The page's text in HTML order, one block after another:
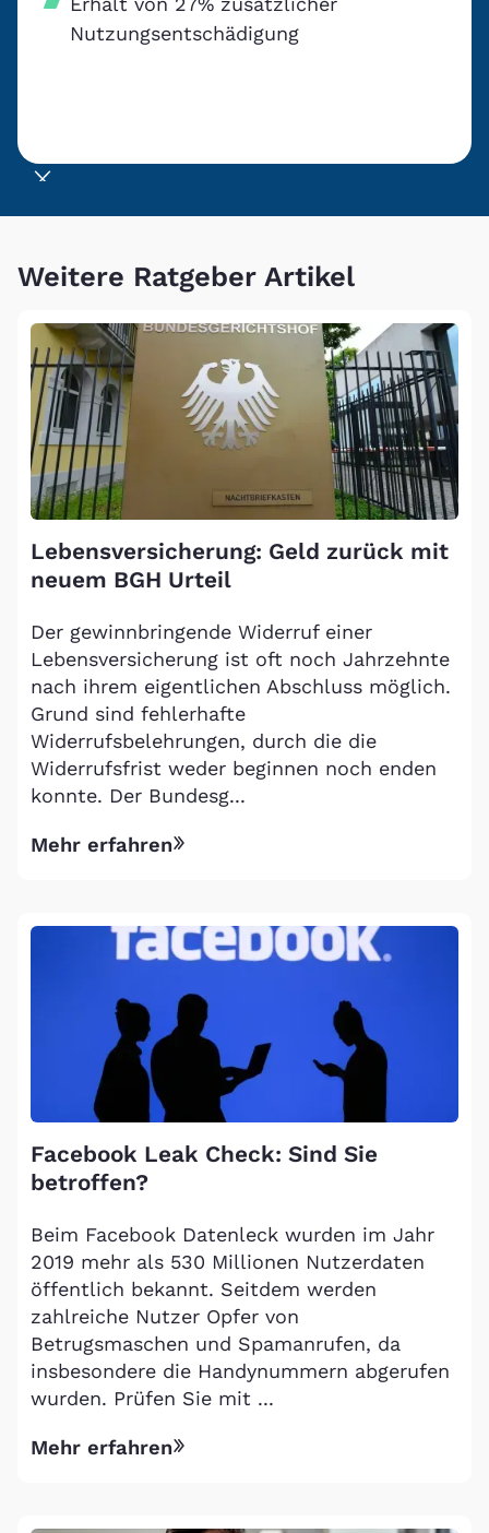
Nutzungsentschädigung
Slide 3 of 5.
Weitere Ratgeber Artikel
Lebensversicherung: Geld zurück mit
neuem BGH Urteil
Der gewinnbringende Widerruf einer
Lebensversicherung ist oft noch Jahrzehnte
nach ihrem eigentlichen Abschluss möglich.
Grund sind fehlerhafte
Widerrufsbelehrungen, durch die die
Widerrufsfrist weder beginnen noch enden
konnte. Der Bundesg...
Mehr erfahren
Facebook Leak Check: Sind Sie
betroffen?
Beim Facebook Datenleck wurden im Jahr
2019 mehr als 530 Millionen Nutzerdaten
öffentlich bekannt. Seitdem werden
zahlreiche Nutzer Opfer von
Betrugsmaschen und Spamanrufen, da
insbesondere die Handynummern abgerufen
wurden. Prüfen Sie mit ...
Mehr erfahren